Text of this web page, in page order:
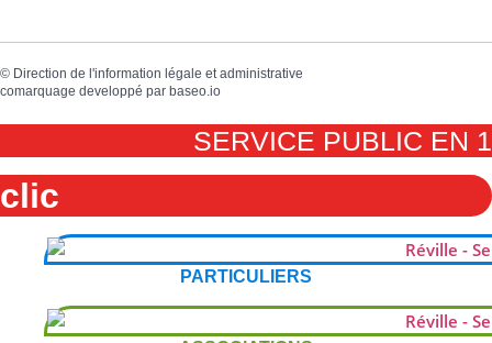
© Direction de l'information légale et administrative
comarquage developpé par baseo.io
SERVICE PUBLIC EN 1
clic
PARTICULIERS